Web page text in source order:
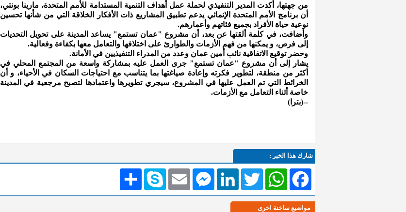
من جهتها، أكدت المدير التنفيذي لحملة عمل أهداف التنمية المستدامة للأمم المتحدة، مارينا بونتي،
أن برنامج الأمم المتحدة الإنمائي يدعم تطبيق المشاريع ذات الأفكار الخلاقة التي من شأنها تحسين
نوعية حياة الأفراد بجميع فئاتهم وأعمارهم.
وأضافت، في كلمة ألقتها عن بعد، أن مشروع "عمان تستمع" يساعد المدينة على تحويل التحديات
إلى فرص، و يمكنها من فهم الأزمات والطوارئ على اختلافها والتعامل معها بكفاءة وفعالية.
وحضر توقيع الاتفاقية نائب أمين عمان وعدد من المدراء التنفيذيين في الأمانة.
يشار إلى أن مشروع "عمان تستمع" جرى العمل عليه بمشاركة واسعة من المجتمع المحلي في
أكثر من منطقة، لتطوير فكرته وإعادة صياغتها بما يتناسب مع احتياجات السكان في الأحياء، و أن
الخرائط التي تم العمل عليها في المشروع، سيجري تطويرها واعتمادها لتصبح مرجعية في المدينة
خاصة أثناء التعامل مع الأزمات.
--(بترا)
شارك هذا الخبر :
انشر Skype EmailMessengerLinkedIn TwitterWhatsAppFacebook
مواضيع ساخنة اخرى